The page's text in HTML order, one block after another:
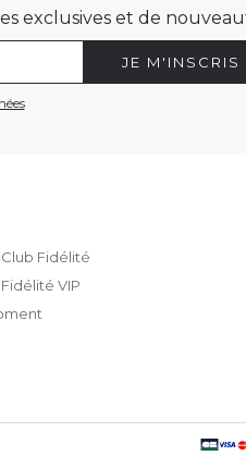
exclusives et de
JE M'INSCRIS
Fidélité
VIP